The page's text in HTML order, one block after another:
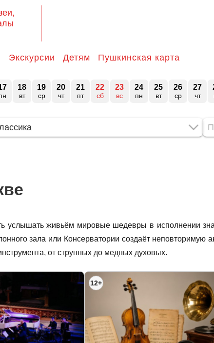
Экскурсии Детям Пушкинская карта
18
вт
19
ср
20
чт
21
пт
22
сб
23
вс
24
пн
25
вт
26
ср
27
чт
услышать живьём мировые шедевры в исполнении
зала или Консерватории создаёт неповторимую
от струнных до медных духовых.
12+